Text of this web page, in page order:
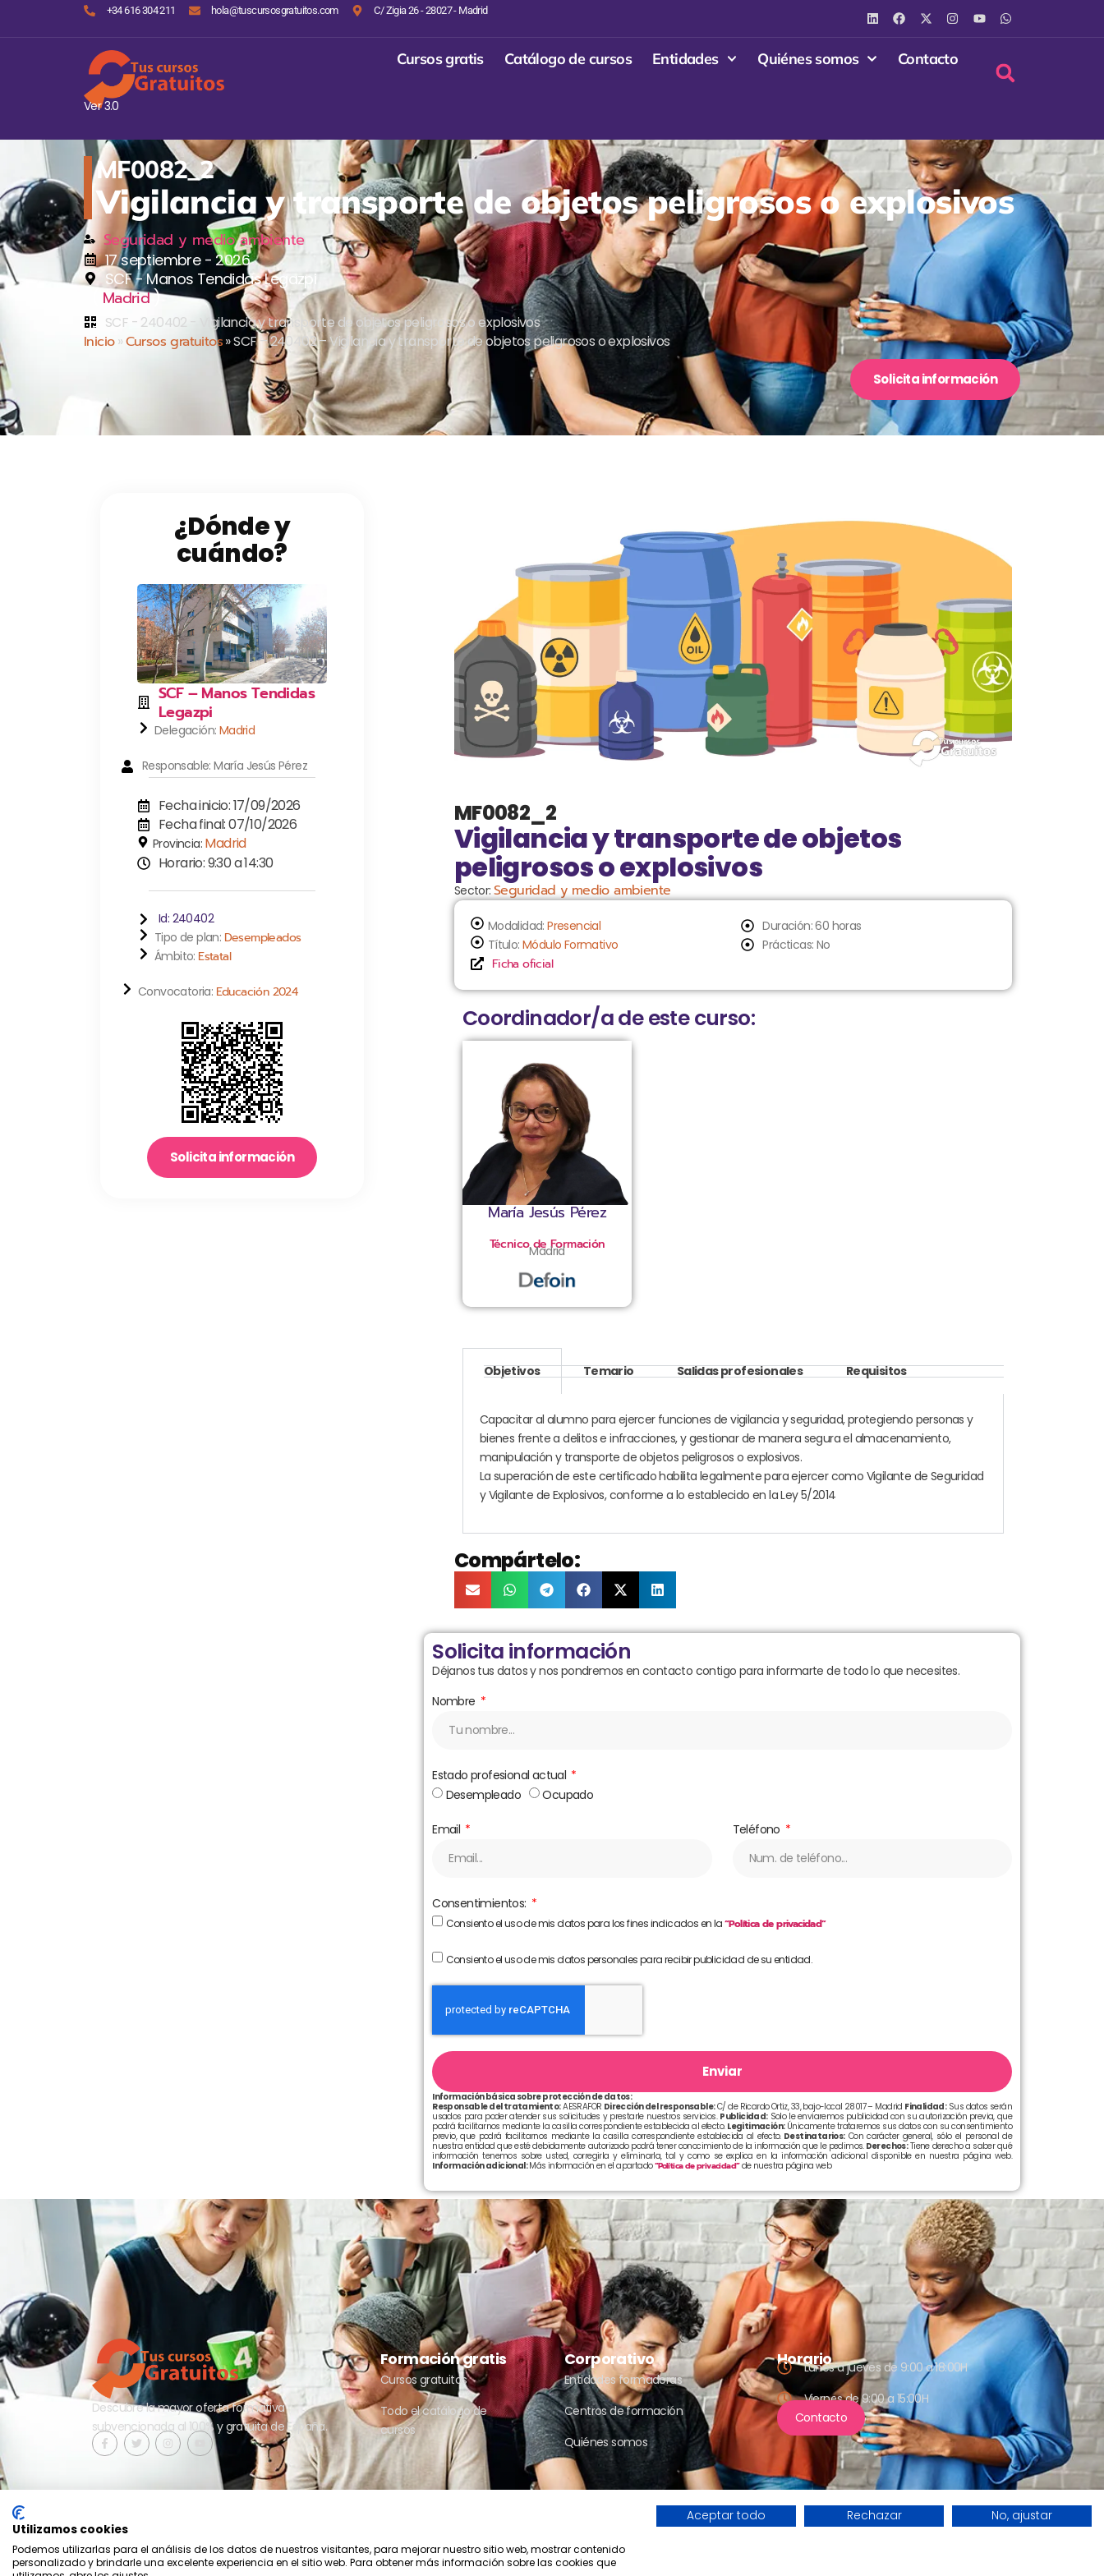
+34 616 304 211 hola@tuscursosgratuitos.com C/ Zigia 26 - 28027 - Madrid
Ver 3.0
Cursos gratis Catálogo de cursos Entidades Quiénes somos Contacto
MF0082_2
Vigilancia y transporte de objetos peligrosos o explosivos
Seguridad y medio ambiente
17 septiembre - 2026
SCF - Manos Tendidas Legazpi
Madrid)
SCF - 240402 - Vigilancia y transporte de objetos peligrosos o explosivos
Inicio»Cursos gratuitos»SCF – 240402 – Vigilancia y transporte de objetos peligrosos o explosivos
Solicita información
¿Dónde y
cuándo?
SCF – Manos Tendidas
Legazpi
Delegación: Madrid
Responsable: María Jesús Pérez
Fecha inicio: 17/09/2026
Fecha final: 07/10/2026
Provincia: Madrid
Horario: 9:30 a 14:30
Id: 240402
Tipo de plan: Desempleados
Ámbito: Estatal
Convocatoria: Educación 2024
Solicita información
MF0082_2
Vigilancia y transporte de objetos
peligrosos o explosivos
Sector:Seguridad y medio ambiente
Modalidad:Presencial
Título:Módulo Formativo
Ficha oficial
Duración: 60 horas
Prácticas: No
Coordinador/a de este curso:
María Jesús Pérez
Técnico de Formación
Madrid
Objetivos Temario Salidas profesionales Requisitos
Capacitar al alumno para ejercer funciones de vigilancia y seguridad, protegiendo personas y
bienes frente a delitos e infracciones, y gestionar de manera segura el almacenamiento,
manipulación y transporte de objetos peligrosos o explosivos.
La superación de este certificado habilita legalmente para ejercer como Vigilante de Seguridad
y Vigilante de Explosivos, conforme a lo establecido en la Ley 5/2014
Compártelo:
Solicita información
Déjanos tus datos y nos pondremos en contacto contigo para informarte de todo lo que necesites.
Nombre
Estado profesional actual
Desempleado
Ocupado
Email Teléfono
Consentimientos:
Consiento el uso de mis datos para los fines indicados en la“Política de privacidad”
Consiento el uso de mis datos personales para recibir publicidad de su entidad.
Enviar
Información básica sobre protección de datos:
Responsable del tratamiento:AESRAFOR Dirección del responsable:C/ de Ricardo Ortiz, 33, bajo-local 28017 – Madrid Finalidad:Sus datos serán
usados para poder atender sus solicitudes y prestarle nuestros servicios. Publicidad:Solo le enviaremos publicidad con su autorización previa, que
podrá facilitarnos mediante la casilla correspondiente establecida al efecto. Legitimación:Únicamente trataremos sus datos con su consentimiento
previo, que podrá facilitarnos mediante la casilla correspondiente establecida al efecto.Destinatarios:Con carácter general, sólo el personal de
nuestra entidad que esté debidamente autorizado podrá tener conocimiento de la información que le pedimos.Derechos:Tiene derecho a saber qué
información tenemos sobre usted, corregirla y eliminarla, tal y como se explica en la información adicional disponible en nuestra página web.
Información adicional:Más información en el apartado“Política de privacidad”de nuestra página web
Descubre la mayor oferta formativa
subvencionada al 100% y gratuita de España.
Formación gratis
Cursos gratuitos
Todo el catálogo de
cursos
Corporativo
Entidades formadoras
Centros de formación
Quiénes somos
HorarioLunes a jueves de 9:00 a 18:00H
Viernes de 9:00 a 15:00H
Contacto
2026 - Tus cursos gratuitos - Aesrafor S.L.
Una web de Horinteg
Utilizamos cookies
Podemos utilizarlas para el análisis de los datos de nuestros visitantes, para mejorar nuestro sitio web, mostrar contenido
personalizado y brindarle una excelente experiencia en el sitio web. Para obtener más información sobre las cookies que
Aceptar todo Rechazar No, ajustar